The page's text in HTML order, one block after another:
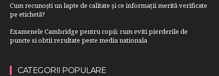
Cum recunoști un lapte de calitate și ce informații merită verificate
pe etichetă?
Examenele Cambridge pentru copii: cum eviti pierderile de
puncte si obtii rezultate peste media nationala
CATEGORII POPULARE